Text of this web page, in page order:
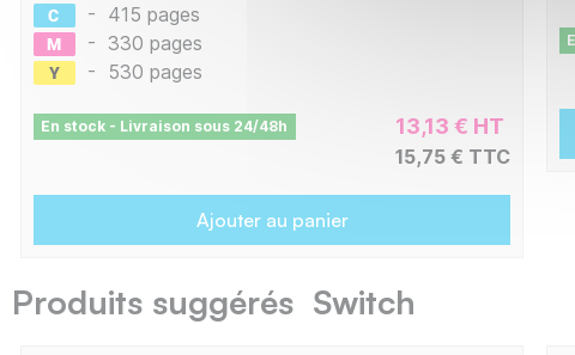
- 415 pages
- 330 pages
-
530 pages
En stock - Livraison sous 24/48h 13,13 € HT
15,75 € TTC
Ajouter au panier
Produits suggérés Switch